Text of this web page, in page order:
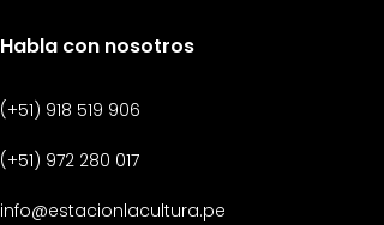
Habla con nosotros
(+51) 918 519 906
(+51) 972 280 017
info@estacionlacultura.pe